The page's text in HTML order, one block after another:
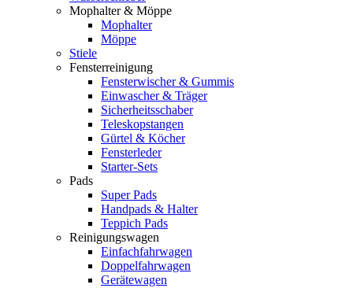
Mophalter & Möppe
Mophalter
Möppe
Stiele
Fensterreinigung
Fensterwischer & Gummis
Einwascher & Träger
Sicherheitsschaber
Teleskopstangen
Gürtel & Köcher
Fensterleder
Starter-Sets
Pads
Super Pads
Handpads & Halter
Teppich Pads
Reinigungswagen
Einfachfahrwagen
Doppelfahrwagen
Gerätewagen